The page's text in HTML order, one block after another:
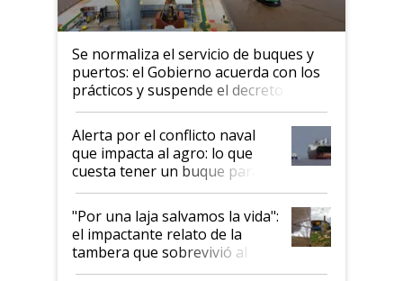
Se normaliza el servicio de buques y
puertos: el Gobierno acuerda con los
prácticos y suspende el decreto de
desregulación
Alerta por el conflicto naval
que impacta al agro: lo que
cuesta tener un buque parado
y el peligro de que Argentina
pase a ser "país sucio"
"Por una laja salvamos la vida":
el impactante relato de la
tambera que sobrevivió al
tornado